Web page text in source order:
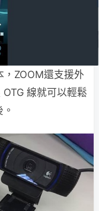
ZOOM還支援外
線就可以輕鬆